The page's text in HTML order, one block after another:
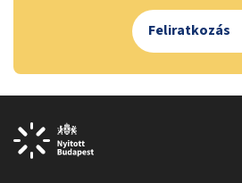
Feliratkozás